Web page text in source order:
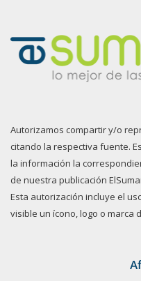
Autorizamos compartir y/o
citando la respectiva fuente.
la información la
de nuestra publicación
Esta autorización incluye el
visible un ícono, logo o marca